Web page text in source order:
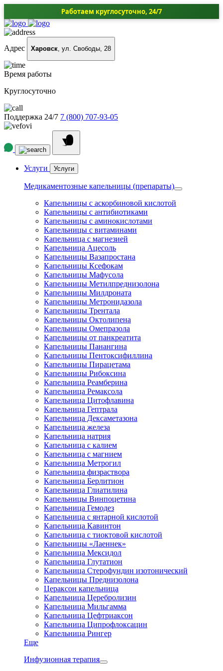
Работаем круглосуточно, 24/7
Адрес Харовск, ул. Свободы, 28
Время работы
Круглосуточно
Поддержка 24/7 7 (800) 707-93-05
Услуги Услуги
Медикаментозные капельницы (препараты)
Капельницы с аскорбиновой кислотой
Капельницы с антибиотиками
Капельницы с аминокислотами
Капельницы с витаминами
Капельница с магнезией
Капельница Ацесоль
Капельницы Вазапростана
Капельницы Ксефокам
Капельницы Мафусола
Капельницы Метилпреднизолона
Капельницы Милдроната
Капельницы Метронидазола
Капельницы Трентала
Капельницы Октолипена
Капельницы Омепразола
Капельницы от панкреатита
Капельницы Панангина
Капельницы Пентоксифиллина
Капельницы Пирацетама
Капельницы Рибоксина
Капельница Реамберина
Капельница Ремаксола
Капельница Цитофлавина
Капельница Гептрала
Капельница Дексаметазона
Капельница железа
Капельница натрия
Капельница с калием
Капельница с магнием
Капельница Метрогил
Капельница физраствора
Капельница Берлитион
Капельница Глиатилина
Капельницы Винпоцетина
Капельница Гемодез
Капельница с янтарной кислотой
Капельница Кавинтон
Капельница с тиоктовой кислотой
Капельницы «Лаеннек»
Капельница Мексидол
Капельница Глутатион
Капельница Стерофундин изотонический
Капельницы Преднизолона
Цераксон капельница
Капельница Церебролизин
Капельница Мильгамма
Капельница Цефтриаксон
Капельница Ципрофлоксацин
Капельница Рингер
Еще
Инфузионная терапия